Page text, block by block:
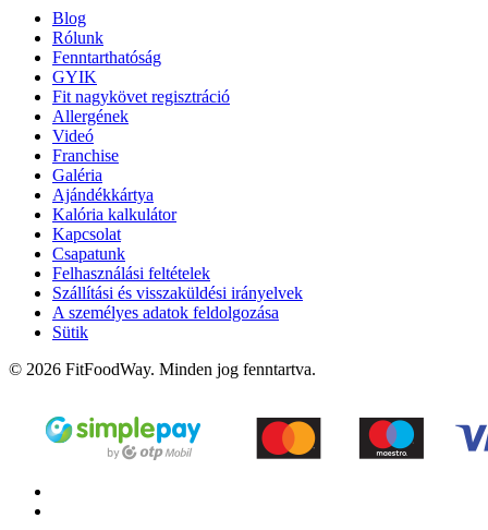
Blog
Rólunk
Fenntarthatóság
GYIK
Fit nagykövet regisztráció
Allergének
Videó
Franchise
Galéria
Ajándékkártya
Kalória kalkulátor
Kapcsolat
Csapatunk
Felhasználási feltételek
Szállítási és visszaküldési irányelvek
A személyes adatok feldolgozása
Sütik
© 2026 FitFoodWay. Minden jog fenntartva.